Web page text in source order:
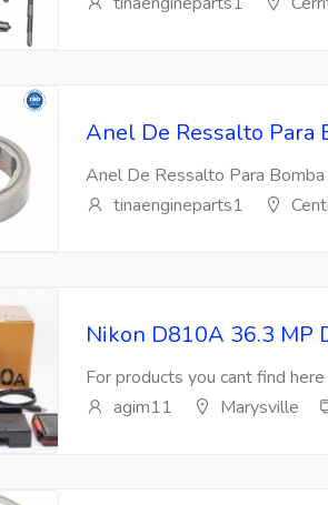
Anel De Ressalto Para
Anel De Ressalto Para
tinaengineparts1
Nikon D810A 36.3 MP
For products you cant find
agim11
Marysville